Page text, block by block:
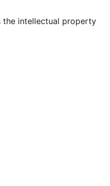
the intellectual property